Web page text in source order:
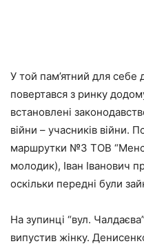
У той пам’ятний для себе
повертався з ринку
встановлені
війни – учасників війни.
маршрутки №3 ТОВ
молодик), Іван Іванович
оскільки передні були
На зупинці “вул.
випустив жінку.